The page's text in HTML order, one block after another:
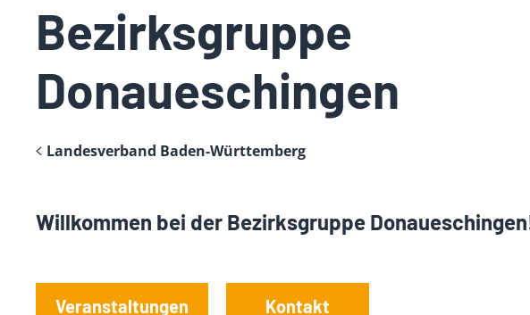
Bezirksgruppe
Donaueschingen
Landesverband Baden-Württemberg
Willkommen bei der Bezirksgruppe
Veranstaltungen Kontakt